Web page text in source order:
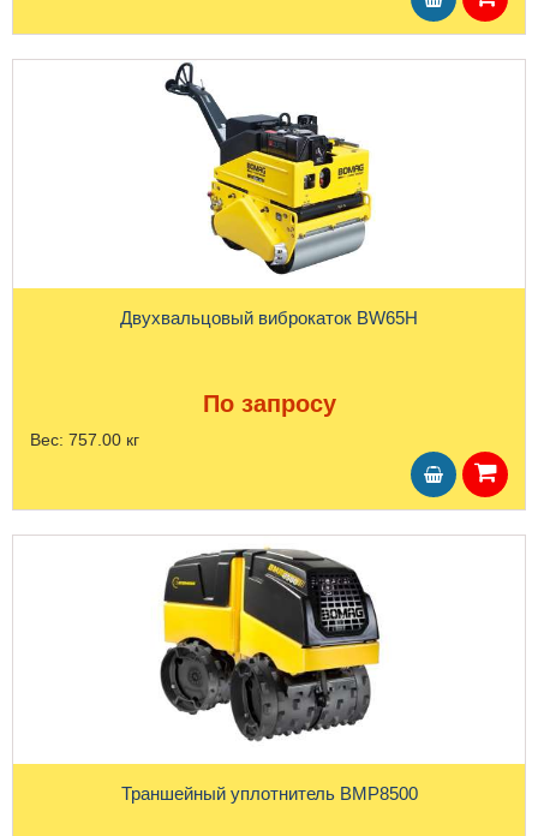
Двухвальцовый виброкаток BW65H
По запросу
Вес: 757.00 кг
Траншейный уплотнитель BMP8500